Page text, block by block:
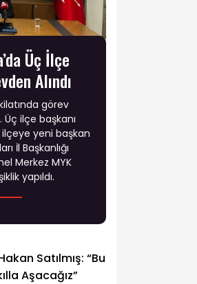
Üç İlçe
Alındı
görev
ilçe başkanı
ilçeye yeni başkan
İl Başkanlığı
Merkez MYK
yapıldı.
Satılmış: “Bu
Aşacağız”